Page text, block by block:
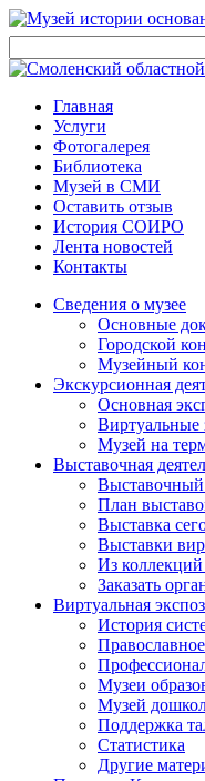
Главная
Услуги
Фотогалерея
Библиотека
Музей в СМИ
Оставить отзыв
История СОИРО
Лента новостей
Контакты
Сведения о музее
Основные
Городской
Музейный
Экскурсионная
Основная
Виртуальные
Музей на
Выставочная
Выставочный
План
Выставка
Выставки
Из коллекций
Заказать
Виртуальная
История
Музеи
Музей
Поддержка
Статистика
Другие